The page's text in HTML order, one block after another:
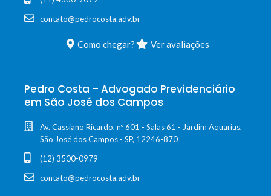
contato@pedrocosta.adv.br
Como chegar? Ver avaliações
Pedro Costa – Advogado Previdenciário
em São José dos Campos
Av. Cassiano Ricardo, nº 601 - Salas 61 - Jardim Aquarius,
São José dos Campos - SP, 12246-870
(12) 3500-0979
contato@pedrocosta.adv.br